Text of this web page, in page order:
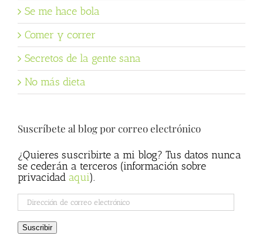
Se me hace bola
Comer y correr
Secretos de la gente sana
No más dieta
Suscríbete al blog por correo electrónico
¿Quieres suscribirte a mi blog? Tus datos nunca
se cederán a terceros (información sobre
privacidad aqui).
Dirección
de
correo
electrónico
Suscribir